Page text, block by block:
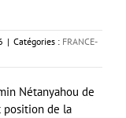
| Catégories : FRANCE-
Nétanyahou de
position de la